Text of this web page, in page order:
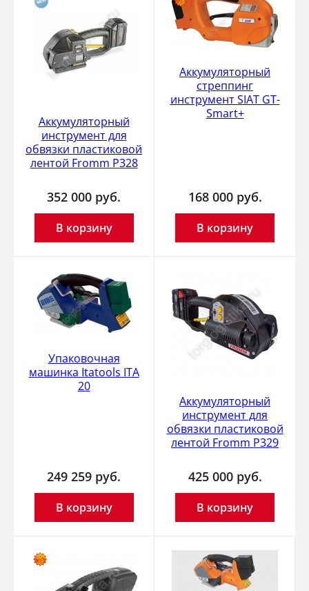
Аккумуляторный
инструмент для
обвязки пластиковой
лентой Fromm Р328
352 000 руб.
В корзину
Аккумуляторный
стреппинг
инструмент SIAT GT-
Smart+
168 000 руб.
В корзину
Упаковочная
машинка Itatools ITA
20
249 259 руб.
В корзину
Аккумуляторный
инструмент для
обвязки пластиковой
лентой Fromm Р329
425 000 руб.
В корзину